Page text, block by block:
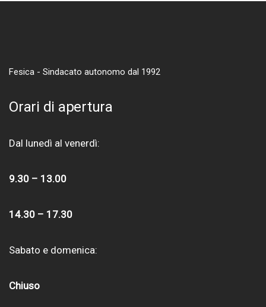
Fesica - Sindacato autonomo dal 1992
Orari di apertura
Dal lunedì al venerdì:
9.30 – 13.00
14.30 – 17.30
Sabato e domenica:
Chiuso